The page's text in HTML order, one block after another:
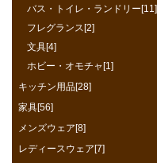
バス・トイレ・ランドリー[11]
フレグランス[2]
文具[4]
ホビー・オモチャ[1]
キッチン用品[28]
家具[56]
メンズウェア[8]
レディースウェア[7]